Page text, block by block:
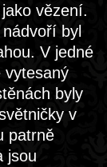
vězení.
byl
V jedné
vytesaný
byly
v
patrně
jsou